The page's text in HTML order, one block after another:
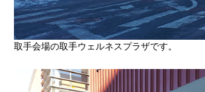
取手会場の取手ウェルネスプラザです。